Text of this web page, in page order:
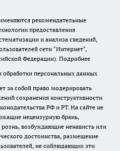
рекомендательные
предоставления
и анализа сведений,
сети "Интернет",
Федерации).Подробнее
персональных данных
за собой право модерировать
сохранения конструктивности
РФ и РТ. На сайте не
нецензурную брань,
возбуждающие ненависть или
достоинства, размещение
не соблюдающих эти